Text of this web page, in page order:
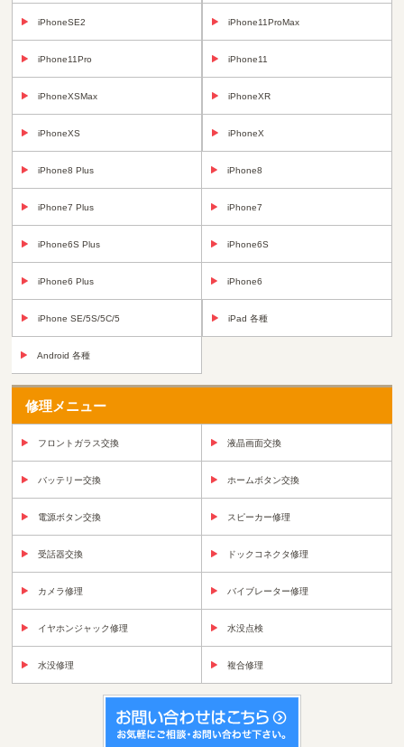
iPhoneSE2 iPhone11ProMax
iPhone11Pro iPhone11
iPhoneXSMax iPhoneXR
iPhoneXS iPhoneX
iPhone8 Plus iPhone8
iPhone7 Plus iPhone7
iPhone6S Plus iPhone6S
iPhone6 Plus iPhone6
iPhone SE/5S/5C/5 iPad 各種
Android 各種
修理メニュー
フロントガラス交換 液晶画面交換
バッテリー交換 ホームボタン交換
電源ボタン交換 スピーカー修理
受話器交換 ドックコネクタ修理
カメラ修理 バイブレーター修理
イヤホンジャック修理 水没点検
水没修理 複合修理